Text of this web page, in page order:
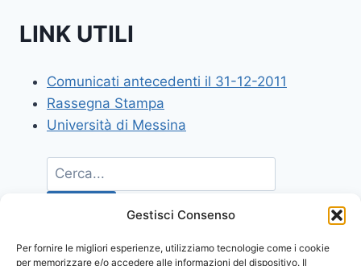
Gestisci Consenso
Per fornire le migliori esperienze, utilizziamo tecnologie come i cookie
per memorizzare e/o accedere alle informazioni del dispositivo. Il
LINK UTILI
Comunicati antecedenti il 31-12-2011
Rassegna Stampa
Università di Messina